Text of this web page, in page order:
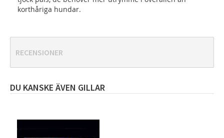
korthåriga hundar.
RECENSIONER
DU KANSKE ÄVEN GILLAR